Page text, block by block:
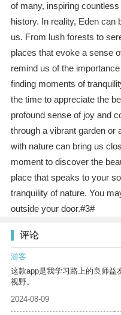
of many, inspiring
history. In reality, Eden can
us. From lush forests to
places that evoke a sense
remind us of the
finding moments of
the time to appreciate the
profound sense of joy and
through a vibrant garden or
with nature can bring us
moment to discover the
place that speaks to your
tranquility of nature. You
outside your door.#3#
评论
游客
这款app是我学习路上的良师益
视野。
2024-08-09